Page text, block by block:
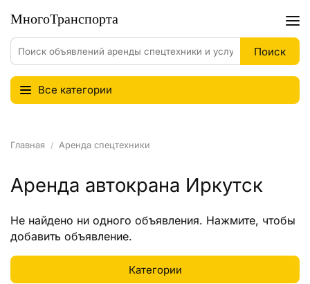
Все категории
Главная Аренда спецтехники
Аренда автокрана Иркутск
Не найдено ни одного объявления. Нажмите, чтобы
добавить объявление.